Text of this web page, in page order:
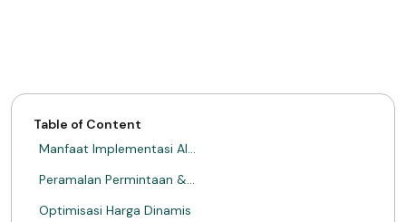
Table of Content
Manfaat Implementasi AI…
Peramalan Permintaan &…
Optimisasi Harga Dinamis